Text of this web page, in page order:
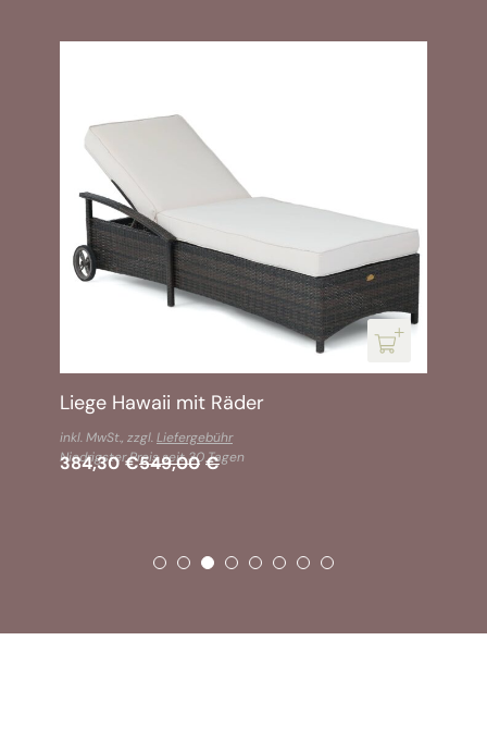
Liege Hawaii mit Räder
549,00 €
384,30 €
inkl. MwSt., zzgl.Liefergebühr
Niedrigster Preis seit 30 Tagen